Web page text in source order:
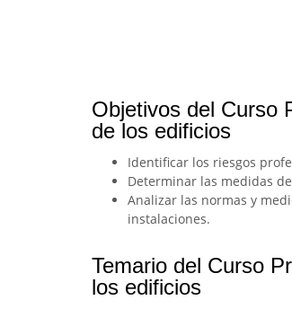
Objetivos del Curso
de los edificios
Identificar los riesgos
Determinar las medidas
Analizar las normas y
instalaciones.
Temario del Curso
los edificios